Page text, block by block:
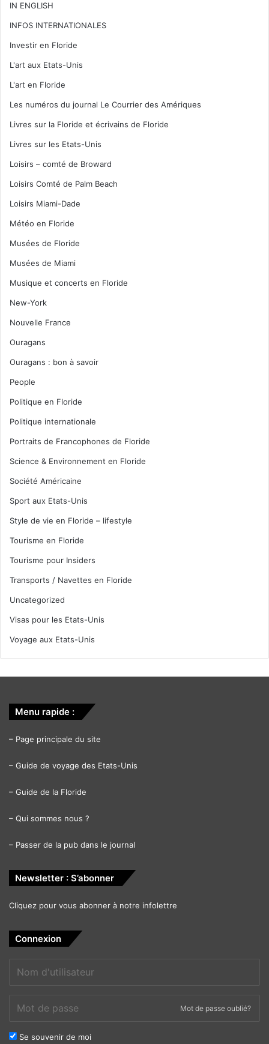
IN ENGLISH
INFOS INTERNATIONALES
Investir en Floride
L'art aux Etats-Unis
L'art en Floride
Les numéros du journal Le Courrier des Amériques
Livres sur la Floride et écrivains de Floride
Livres sur les Etats-Unis
Loisirs – comté de Broward
Loisirs Comté de Palm Beach
Loisirs Miami-Dade
Météo en Floride
Musées de Floride
Musées de Miami
Musique et concerts en Floride
New-York
Nouvelle France
Ouragans
Ouragans : bon à savoir
People
Politique en Floride
Politique internationale
Portraits de Francophones de Floride
Science & Environnement en Floride
Société Américaine
Sport aux Etats-Unis
Style de vie en Floride – lifestyle
Tourisme en Floride
Tourisme pour Insiders
Transports / Navettes en Floride
Uncategorized
Visas pour les Etats-Unis
Voyage aux Etats-Unis
Menu rapide :
– Page principale du site
– Guide de voyage des Etats-Unis
– Guide de la Floride
– Qui sommes nous ?
– Passer de la pub dans le journal
Newsletter : S’abonner
Cliquez pour vous abonner à notre infolettre
Connexion
Mot de passe oublié?
Se souvenir de moi